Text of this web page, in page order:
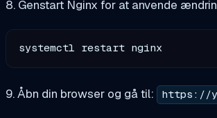
8. Genstart Nginx for at anvende
9. Åbn din browser og gå til: https://